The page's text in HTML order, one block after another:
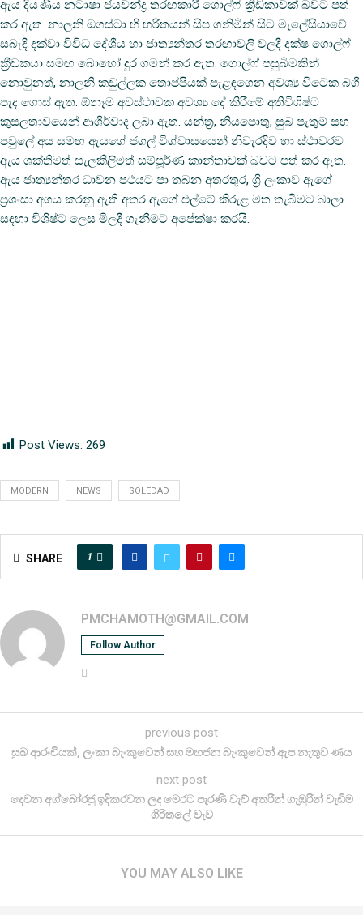
ඇය දියණිය නටාෂා ජයචන්ද්‍ර තරඟකාරී ගොල්ෆ් ක්‍රීඩිකාවක් බවට පත්
කර ඇත. නාලනි ඔගස්ටා හි හරිතයන් සිප ගනිමින් සිට මැලේසියාවේ
සබැඳි දක්වා විවිධ දේශීය හා ජාත්‍යන්තර තරඟාවලි වලදී දක්ෂ ගොල්ෆ්
ක්‍රීඩකයා සමඟ බොහෝ දුර ගමන් කර ඇත. ගොල්ෆ් පසුබිමකින්
නොවුනත්, නාලනි කඩුල්ලක තොප්පියක් පැළඳගෙන අවශ්‍ය විටෙක බගී
පැද ගොස් ඇත. ඕනෑම අවස්ථාවක අවශ්‍ය දේ කිරීමේ අතිවිශිෂ්ට
කුසලතාවයෙන් ආශිර්වාද ලබා ඇත. යන්ත්‍ර, නියපොතු, සුබ පැතුම් සහ
පවුලේ අය සමඟ ඇයගේ ජගල් විශ්වාසයෙන් නිවැරදිව හා ස්ථාවරව
ඇය ශක්තිමත් සැලකිලිමත් සම්පූර්ණ කාන්තාවක් බවට පත් කර ඇත.
ඇය ජාත්‍යන්තර ධාවන පථයට පා තබන අතරතුර, ශ්‍රී ලංකාව ඇගේ
ප්‍රශංසා අගය කරනු ඇති අතර ඇගේ එල්ටේ කිරුළ මත තැබීමට බාලා
සඳහා විශිෂ්ට ලෙස මිලදී ගැනීමට අපේක්ෂා කරයි.
Post Views: 269
MODERN NEWS SOLEDAD
SHARE 1
PMCHAMOTH@GMAIL.COM
Follow Author
previous post
සුබ ආරංචියක්, ලංකා බැංකුවෙන් සහ මහජන බැංකුවෙන් ඇප නැතුව ණය
next post
දෙවන අග්බෝරජු ඉදිකරවන ලද මෙරට පැරණි වැව් අතරින් ගැඹුරින් වැඩිම
ගිරිතලේ වැව
YOU MAY ALSO LIKE